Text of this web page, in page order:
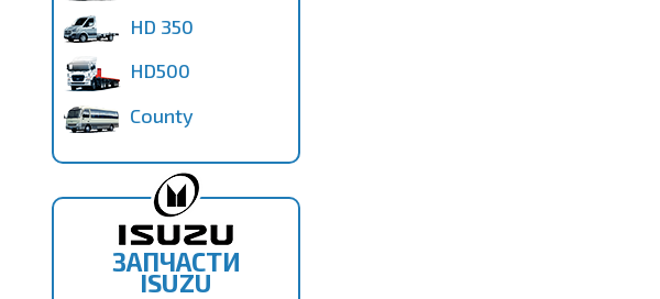
HD 350
HD500
County
ЗАПЧАСТИ
ISUZU